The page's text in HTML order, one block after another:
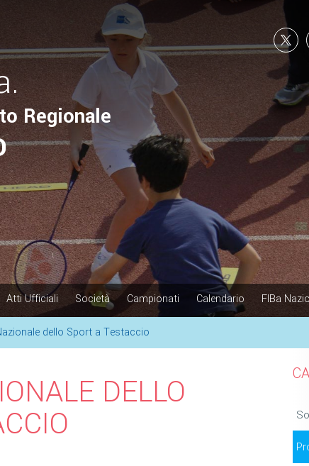
Regionale
Atti Ufficiali Società Campionati Calendario FIBa
dello Sport a Testaccio
DELLO